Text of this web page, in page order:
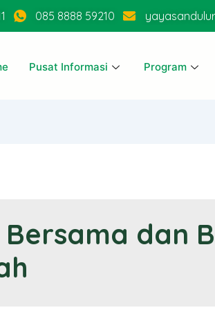
085 8888 59210
Pusat Informasi Program
Bersama dan